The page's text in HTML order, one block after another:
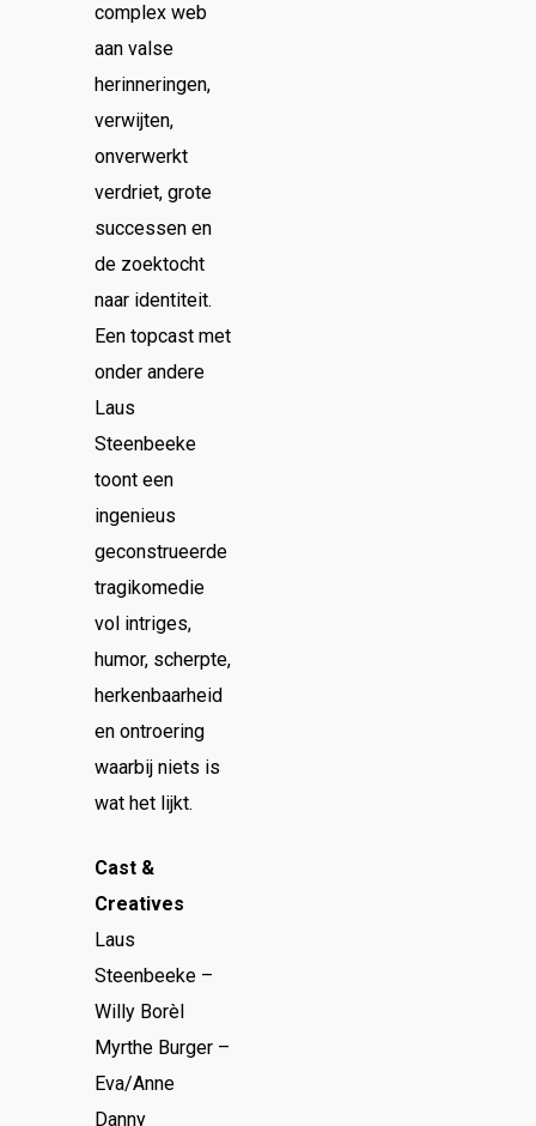
complex web
aan valse
herinneringen,
verwijten,
onverwerkt
verdriet, grote
successen en
de zoektocht
naar identiteit.
Een topcast met
onder andere
Laus
Steenbeeke
toont een
ingenieus
geconstrueerde
tragikomedie
vol intriges,
humor, scherpte,
herkenbaarheid
en ontroering
waarbij niets is
wat het lijkt.
Cast &
Creatives
Laus
Steenbeeke –
Willy Borèl
Myrthe Burger –
Eva/Anne
Danny